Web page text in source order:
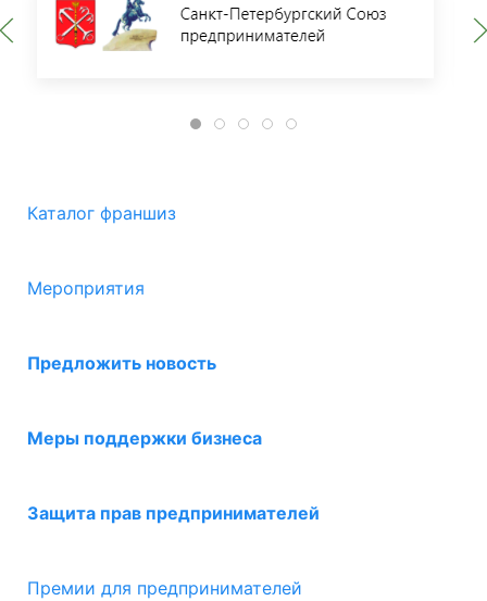
Каталог франшиз
Мероприятия
Предложить новость
Меры поддержки бизнеса
Защита прав предпринимателей
Премии для предпринимателей